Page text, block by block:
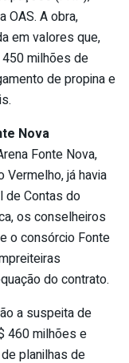
OAS. A obra,
em valores que,
milhões de
de propina e
Nova
Fonte Nova,
Vermelho, já havia
de Contas do
os conselheiros
o consórcio Fonte
do contrato.
a suspeita de
460 milhões e
planilhas de